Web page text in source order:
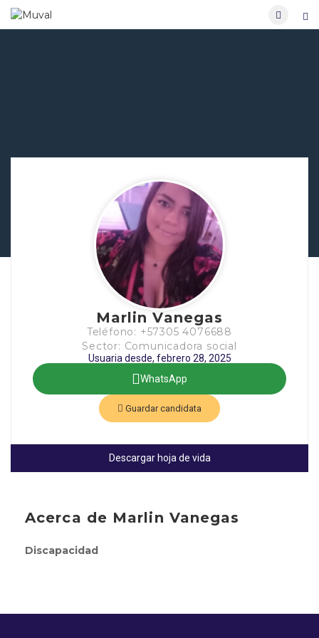
Marlin Vanegas
Teléfono: +57305 4076688
Sector: Comunicadora social
Usuaria desde, febrero 28, 2025
WhatsApp
Guardar candidata
Descargar hoja de vida
Acerca de Marlin Vanegas
Discapacidad